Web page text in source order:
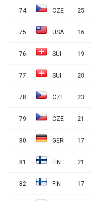
74. CZE 25
75. USA 16
76. SUI 19
77. SUI 20
78. CZE 23
79. CZE 21
80. GER 17
81. FIN 21
82. FIN 17